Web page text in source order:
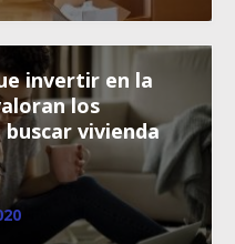
invertir en la
los
vivienda